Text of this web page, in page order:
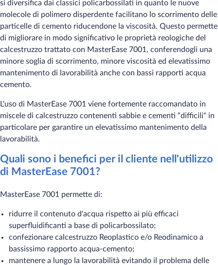
si diversifica dai classici policarbossilati in quanto le nuove
molecole di polimero disperdente facilitano lo scorrimento delle
particelle di cemento riducendone la viscosità. Questo permette
di migliorare in modo significativo le proprietà reologiche del
calcestruzzo trattato con MasterEase 7001, conferendogli una
minore soglia di scorrimento, minore viscosità ed elevatissimo
mantenimento di lavorabilità anche con bassi rapporti acqua
cemento.
L'uso di MasterEase 7001 viene fortemente raccomandato in
miscele di calcestruzzo contenenti sabbie e cementi “difficili" in
particolare per garantire un elevatissimo mantenimento della
lavorabilità.
​Quali sono i benefici per il cliente nell'utilizzo
di MasterEase 7001?
MasterEase 7001 permette di:
ridurre il contenuto d'acqua rispetto ai più efficaci
superfluidificanti a base di policarbossilato;
confezionare calcestruzzo Reoplastico e/o Reodinamico a
bassissimo rapporto acqua-cemento;
mantenere a lungo la lavorabilità evitando il problema delle